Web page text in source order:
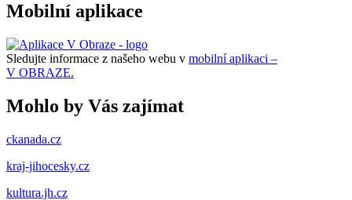
Mobilní aplikace
Sledujte informace z našeho webu v mobilní aplikaci –
V OBRAZE.
Mohlo by Vás zajímat
ckanada.cz
kraj-jihocesky.cz
kultura.jh.cz